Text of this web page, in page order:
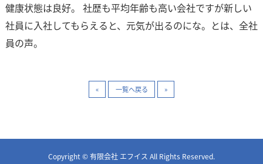
健康状態は良好。 社歴も平均年齢も高い会社ですが新しい
社員に入社してもらえると、元気が出るのにな。とは、全社
員の声。
« 一覧へ戻る »
Copyright © 有限会社 エフイス All Rights Reserved.